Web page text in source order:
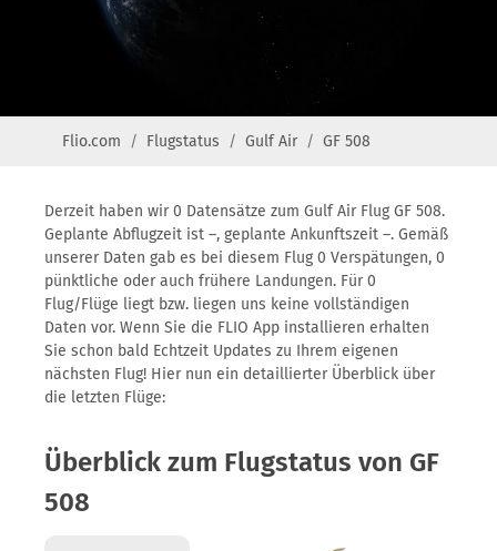
Flio.com Flugstatus Gulf Air GF 508
Derzeit haben wir 0 Datensätze zum Gulf Air Flug GF 508.
Geplante Abflugzeit ist –, geplante Ankunftszeit –. Gemäß
unserer Daten gab es bei diesem Flug 0 Verspätungen, 0
pünktliche oder auch frühere Landungen. Für 0
Flug/Flüge liegt bzw. liegen uns keine vollständigen
Daten vor. Wenn Sie die FLIO App installieren erhalten
Sie schon bald Echtzeit Updates zu Ihrem eigenen
nächsten Flug! Hier nun ein detaillierter Überblick über
die letzten Flüge:
Überblick zum Flugstatus von GF
508